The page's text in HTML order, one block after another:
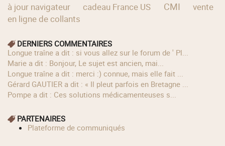
à jour navigateur
cadeau France US CMI
vente
en ligne de collants
DERNIERS COMMENTAIRES
longue traîne a dit : si vous allez sur le forum de ' Pl...
Marie a dit : Bonjour, Le sujet est ancien, mai...
longue traîne a dit : merci :) connue, mais elle fait ...
Gérard GAUTIER a dit : « Il pleut parfois en Bretagne ...
Pompe a dit : Ces solutions médicamenteuses s...
PARTENAIRES
Plateforme de communiqués